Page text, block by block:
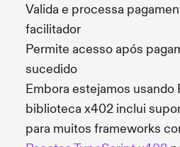
Valida e processa
facilitador
Permite acesso após
sucedido
Embora estejamos usando
biblioteca x402 inclui
para muitos frameworks